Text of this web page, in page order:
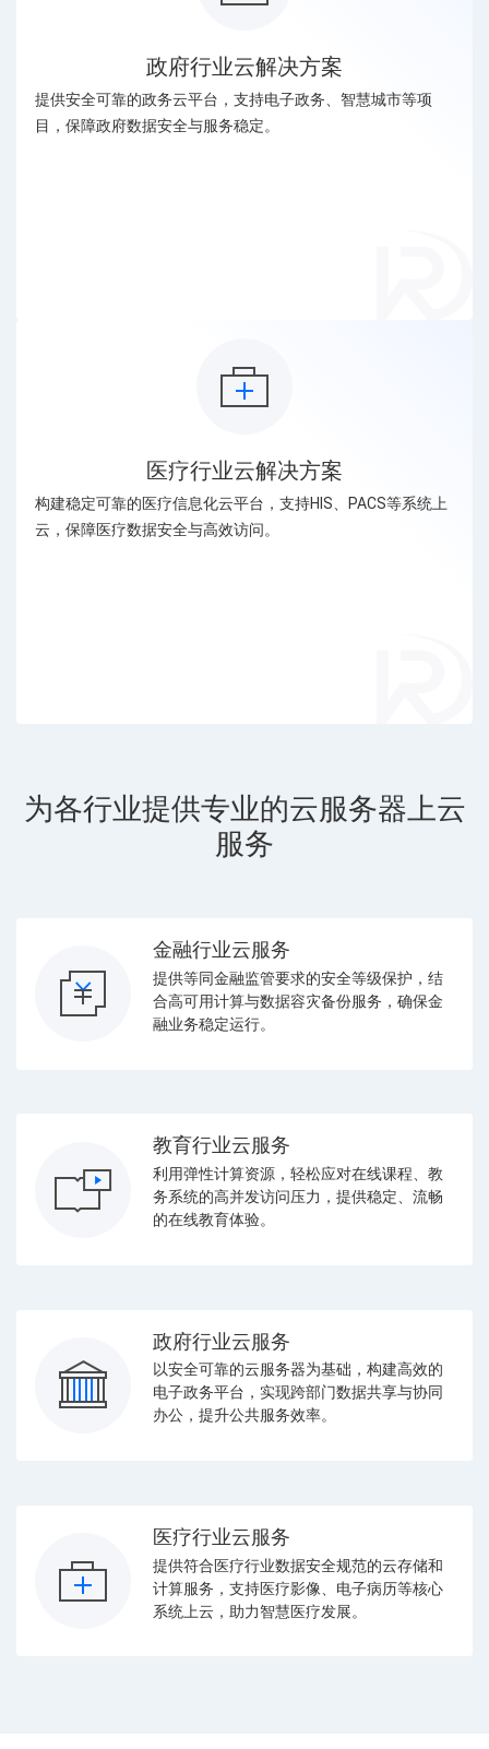
政府行业云解决方案
提供安全可靠的政务云平台，支持电子政务、智慧城市等项
目，保障政府数据安全与服务稳定。
医疗行业云解决方案
构建稳定可靠的医疗信息化云平台，支持HIS、PACS等系统上
云，保障医疗数据安全与高效访问。
为各行业提供专业的云服务器上云
服务
金融行业云服务
提供等同金融监管要求的安全等级保护，结
合高可用计算与数据容灾备份服务，确保金
融业务稳定运行。
教育行业云服务
利用弹性计算资源，轻松应对在线课程、教
务系统的高并发访问压力，提供稳定、流畅
的在线教育体验。
政府行业云服务
以安全可靠的云服务器为基础，构建高效的
电子政务平台，实现跨部门数据共享与协同
办公，提升公共服务效率。
医疗行业云服务
提供符合医疗行业数据安全规范的云存储和
计算服务，支持医疗影像、电子病历等核心
系统上云，助力智慧医疗发展。